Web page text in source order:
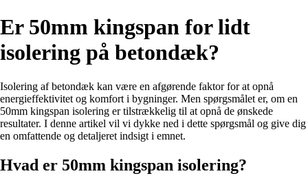
Er 50mm kingspan for lidt
isolering på betondæk?
Isolering af betondæk kan være en afgørende faktor for at opnå
energieffektivitet og komfort i bygninger. Men spørgsmålet er, om en
50mm kingspan isolering er tilstrækkelig til at opnå de ønskede
resultater. I denne artikel vil vi dykke ned i dette spørgsmål og give dig
en omfattende og detaljeret indsigt i emnet.
Hvad er 50mm kingspan isolering?